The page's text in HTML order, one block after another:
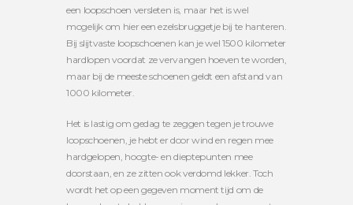
een loopschoen versleten is, maar het is wel
mogelijk om hier een ezelsbruggetje bij te hanteren.
Bij slijtvaste loopschoenen kan je wel 1500 kilometer
hardlopen voordat ze vervangen hoeven te worden,
maar bij de meeste schoenen geldt een afstand van
1000 kilometer.
Het is lastig om gedag te zeggen tegen je trouwe
loopschoenen, je hebt er door wind en regen mee
hardgelopen, hoogte- en dieptepunten mee
doorstaan, en ze zitten ook verdomd lekker. Toch
wordt het op een gegeven moment tijd om de